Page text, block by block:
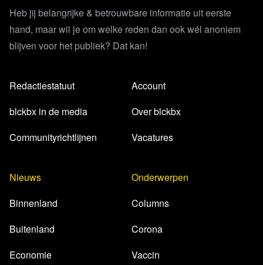
Heb jij belangrijke & betrouwbare informatie uit eerste
hand, maar wil je om welke reden dan ook wél anoniem
blijven voor het publiek? Dat kan!
Redactiestatuut
blckbx in de media
Communityrichtlijnen
Account
Over blckbx
Vacatures
Nieuws
Binnenland
Buitenland
Economie
Onderwerpen
Columns
Corona
Vaccin